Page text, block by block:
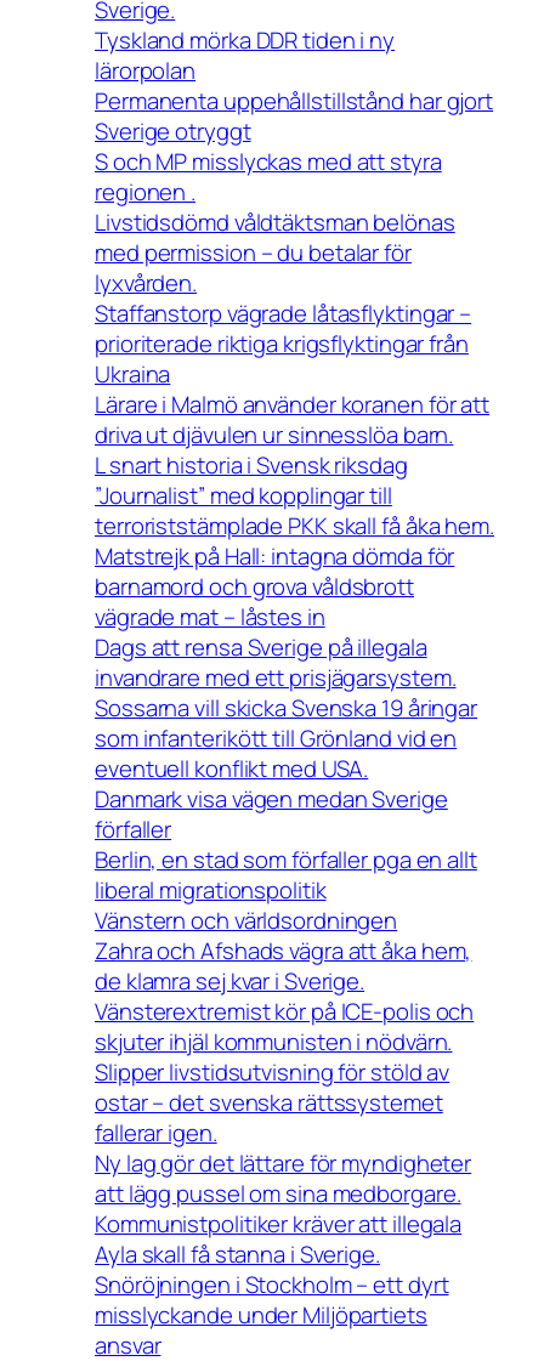
Sverige.
Tyskland mörka DDR tiden i ny
lärorpolan
Permanenta uppehållstillstånd har gjort
Sverige otryggt
S och MP misslyckas med att styra
regionen .
Livstidsdömd våldtäktsman belönas
med permission – du betalar för
lyxvården.
Staffanstorp vägrade låtasflyktingar –
prioriterade riktiga krigsflyktingar från
Ukraina
Lärare i Malmö använder koranen för att
driva ut djävulen ur sinnesslöa barn.
L snart historia i Svensk riksdag
”Journalist” med kopplingar till
terroriststämplade PKK skall få åka hem.
Matstrejk på Hall: intagna dömda för
barnamord och grova våldsbrott
vägrade mat – låstes in
Dags att rensa Sverige på illegala
invandrare med ett prisjägarsystem.
Sossarna vill skicka Svenska 19 åringar
som infanterikött till Grönland vid en
eventuell konflikt med USA.
Danmark visa vägen medan Sverige
förfaller
Berlin, en stad som förfaller pga en allt
liberal migrationspolitik
Vänstern och världsordningen
Zahra och Afshads vägra att åka hem,
de klamra sej kvar i Sverige.
Vänsterextremist kör på ICE-polis och
skjuter ihjäl kommunisten i nödvärn.
Slipper livstidsutvisning för stöld av
ostar – det svenska rättssystemet
fallerar igen.
Ny lag gör det lättare för myndigheter
att lägg pussel om sina medborgare.
Kommunistpolitiker kräver att illegala
Ayla skall få stanna i Sverige.
Snöröjningen i Stockholm – ett dyrt
misslyckande under Miljöpartiets
ansvar